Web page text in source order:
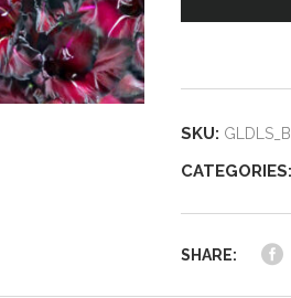
SKU:
CATEGORIES:
SHARE: